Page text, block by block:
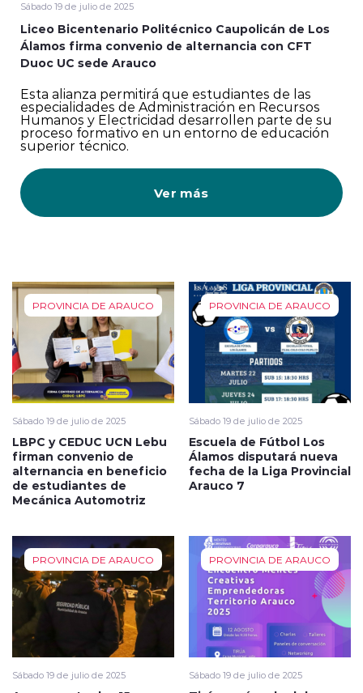
Sábado 19 de julio de 2025
Liceo Bicentenario Politécnico Caupolicán de Los
Álamos firma convenio de alternancia con CFT
Duoc UC sede Arauco
Esta alianza permitirá que estudiantes de las
especialidades de Administración en Recursos
Humanos y Electricidad desarrollen parte de su
proceso formativo en un entorno de educación
superior técnico.
Ver más
PROVINCIA DE ARAUCO
Sábado 19 de julio de 2025
LBPC y CEDUC UCN Lebu
firman convenio de
alternancia en beneficio
de estudiantes de
Mecánica Automotriz
PROVINCIA DE ARAUCO
Sábado 19 de julio de 2025
Escuela de Fútbol Los
Álamos disputará nueva
fecha de la Liga Provincial
Arauco 7
PROVINCIA DE ARAUCO
Sábado 19 de julio de 2025
PROVINCIA DE ARAUCO
Sábado 19 de julio de 2025